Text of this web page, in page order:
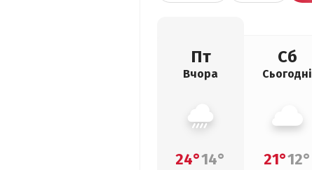
Пт
Вчора
24°14°
Сб
Сьогодні
21°12°